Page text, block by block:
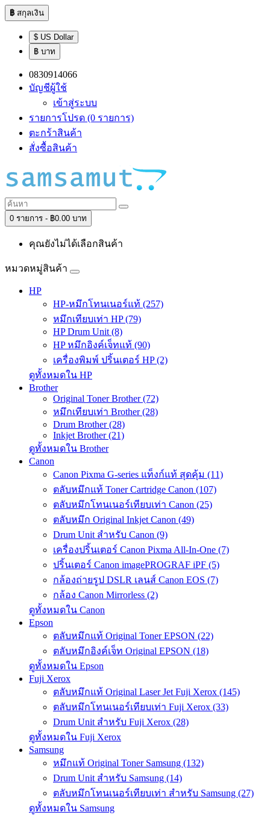
฿ สกุลเงิน
$ US Dollar
฿ บาท
0830914066
บัญชีผู้ใช้
เข้าสู่ระบบ
รายการโปรด (0 รายการ)
ตะกร้าสินค้า
สั่งซื้อสินค้า
0 รายการ - ฿0.00 บาท
คุณยังไม่ได้เลือกสินค้า
หมวดหมู่สินค้า
HP
HP-หมึกโทนเนอร์แท้ (257)
หมึกเทียบเท่า HP (79)
HP Drum Unit (8)
HP หมึกอิงค์เจ็ทแท้ (90)
เครื่องพิมพ์ ปริ้นเตอร์ HP (2)
ดูทั้งหมดใน HP
Brother
Original Toner Brother (72)
หมึกเทียบเท่า Brother (28)
Drum Brother (28)
Inkjet Brother (21)
ดูทั้งหมดใน Brother
Canon
Canon Pixma G-series แท็งก์แท้ สุดคุ้ม (11)
ตลับหมึกแท้ Toner Cartridge Canon (107)
ตลับหมึกโทนเนอร์เทียบเท่า Canon (25)
ตลับหมึก Original Inkjet Canon (49)
Drum Unit สำหรับ Canon (9)
เครื่องปริ้นเตอร์ Canon Pixma All-In-One (7)
ปริ้นเตอร์ Canon imagePROGRAF iPF (5)
กล้องถ่ายรูป DSLR เลนส์ Canon EOS (7)
กล้อง Canon Mirrorless (2)
ดูทั้งหมดใน Canon
Epson
ตลับหมึกแท้ Original Toner EPSON (22)
ตลับหมึกอิงค์เจ็ท Original EPSON (18)
ดูทั้งหมดใน Epson
Fuji Xerox
ตลับหมึกแท้ Original Laser Jet Fuji Xerox (145)
ตลับหมึกโทนเนอร์เทียบเท่า Fuji Xerox (33)
Drum Unit สำหรับ Fuji Xerox (28)
ดูทั้งหมดใน Fuji Xerox
Samsung
หมึกแท้ Original Toner Samsung (132)
Drum Unit สำหรับ Samsung (14)
ตลับหมึกโทนเนอร์เทียบเท่า สำหรับ Samsung (27)
ดูทั้งหมดใน Samsung